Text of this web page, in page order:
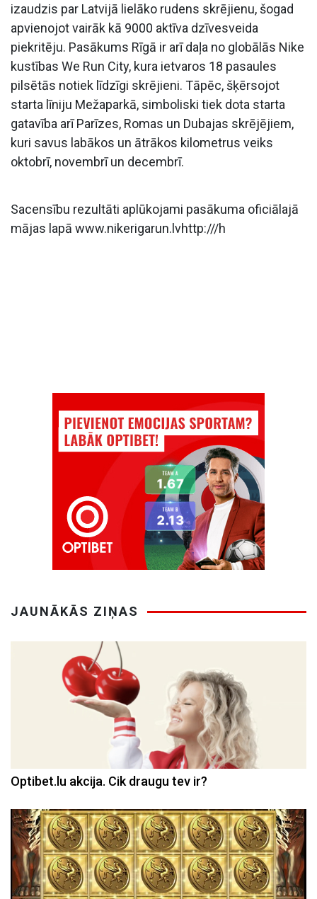
izaudzis par Latvijā lielāko rudens skrējienu, šogad
apvienojot vairāk kā 9000 aktīva dzīvesveida
piekritēju. Pasākums Rīgā ir arī daļa no globālās Nike
kustības We Run City, kura ietvaros 18 pasaules
pilsētās notiek līdzīgi skrējieni. Tāpēc, šķērsojot
starta līniju Mežaparkā, simboliski tiek dota starta
gatavība arī Parīzes, Romas un Dubajas skrējējiem,
kuri savus labākos un ātrākos kilometrus veiks
oktobrī, novembrī un decembrī.
Sacensību rezultāti aplūkojami pasākuma oficiālajā
mājas lapā www.nikerigarun.lvhttp:///h
JAUNĀKĀS ZIŅAS
Optibet.lu akcija. Cik draugu tev ir?